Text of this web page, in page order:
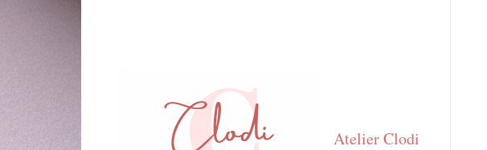
Atelier Clodi